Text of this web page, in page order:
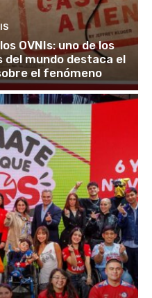
OVNIs: uno de los
mundo destaca el
el fenómeno